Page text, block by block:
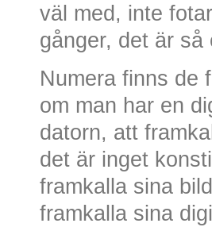
väl med, inte
gånger, det är så
Numera finns de
om man har en
datorn, att
det är inget
framkalla sina
framkalla sina